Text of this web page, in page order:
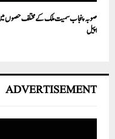
صوبہ پنجاب سمیت ملک کے مختلف حصوں میں
اپیل
ADVERTISEMENT